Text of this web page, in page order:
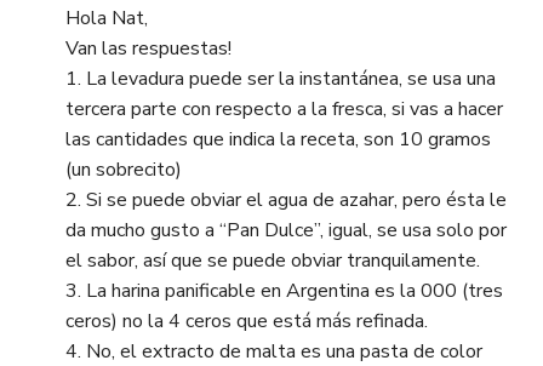
Hola Nat,
Van las respuestas!
1. La levadura puede ser la instantánea, se usa una
tercera parte con respecto a la fresca, si vas a hacer
las cantidades que indica la receta, son 10 gramos
(un sobrecito)
2. Si se puede obviar el agua de azahar, pero ésta le
da mucho gusto a “Pan Dulce”, igual, se usa solo por
el sabor, así que se puede obviar tranquilamente.
3. La harina panificable en Argentina es la 000 (tres
ceros) no la 4 ceros que está más refinada.
4. No, el extracto de malta es una pasta de color